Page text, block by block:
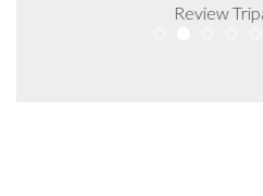
Review